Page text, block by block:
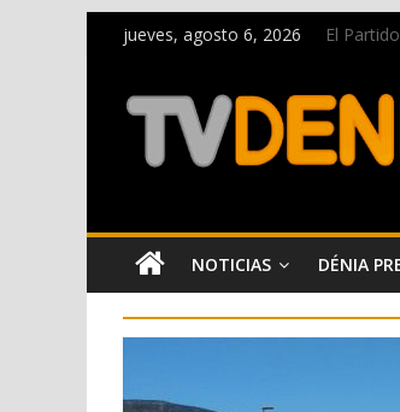
jueves, agosto 6, 2026
El
El XII
Los
Una
NOTICIAS DÉNIA